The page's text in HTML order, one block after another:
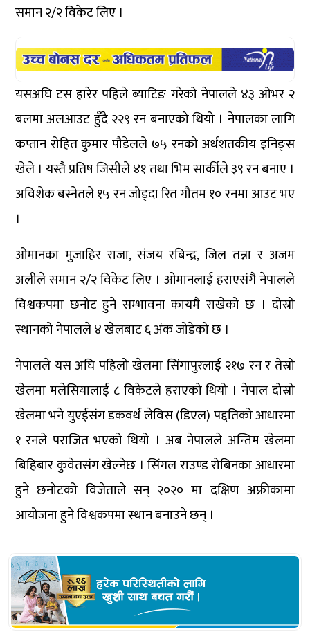
समान २/२ विकेट लिए ।
यसअघि टस हारेर पहिले ब्याटिङ गरेको नेपालले ४३ ओभर २
बलमा अलआउट हुँदै २२९ रन बनाएको थियो । नेपालका लागि
कप्तान रोहित कुमार पौडेलले ७५ रनको अर्धशतकीय इनिङ्स
खेले । यस्तै प्रतिष जिसीले ४१ तथा भिम सार्कीले ३९ रन बनाए ।
अविशेक बस्नेतले १५ रन जोड्दा रित गौतम १० रनमा आउट भए
।
ओमानका मुजाहिर राजा, संजय रबिन्द्र, जिल तन्ना र अजम
अलीले समान २/२ विकेट लिए । ओमानलाई हराएसंगै नेपालले
विश्वकपमा छनोट हुने सम्भावना कायमै राखेको छ । दोस्रो
स्थानको नेपालले ४ खेलबाट ६ अंक जोडेको छ ।
नेपालले यस अघि पहिलो खेलमा सिंगापुरलाई २१७ रन र तेस्रो
खेलमा मलेसियालाई ८ विकेटले हराएको थियो । नेपाल दोस्रो
खेलमा भने युएईसंग डकवर्थ लेविस (डिएल) पद्दतिको आधारमा
१ रनले पराजित भएको थियो । अब नेपालले अन्तिम खेलमा
बिहिबार कुवेतसंग खेल्नेछ । सिंगल राउण्ड रोबिनका आधारमा
हुने छनोटको विजेताले सन् २०२० मा दक्षिण अफ्रीकामा
आयोजना हुने विश्वकपमा स्थान बनाउने छन् ।